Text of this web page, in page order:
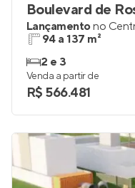
Boulevard de
Lançamentono
94 a 137 m²
2 e 3
Venda a partir de
R$ 566.481